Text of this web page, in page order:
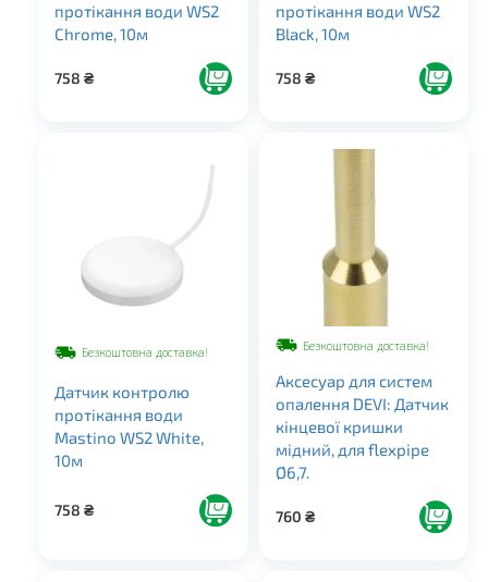
протікання води WS2
Chrome, 10м
758 ₴
протікання води WS2
Black, 10м
758 ₴
Безкоштовна доставка!
Датчик контролю
протікання води
Mastino WS2 White,
10м
758 ₴
Безкоштовна доставка!
Аксесуар для систем
опалення DEVI: Датчик
кінцевої кришки
мідний, для flexpipe
Ø6,7.
760 ₴